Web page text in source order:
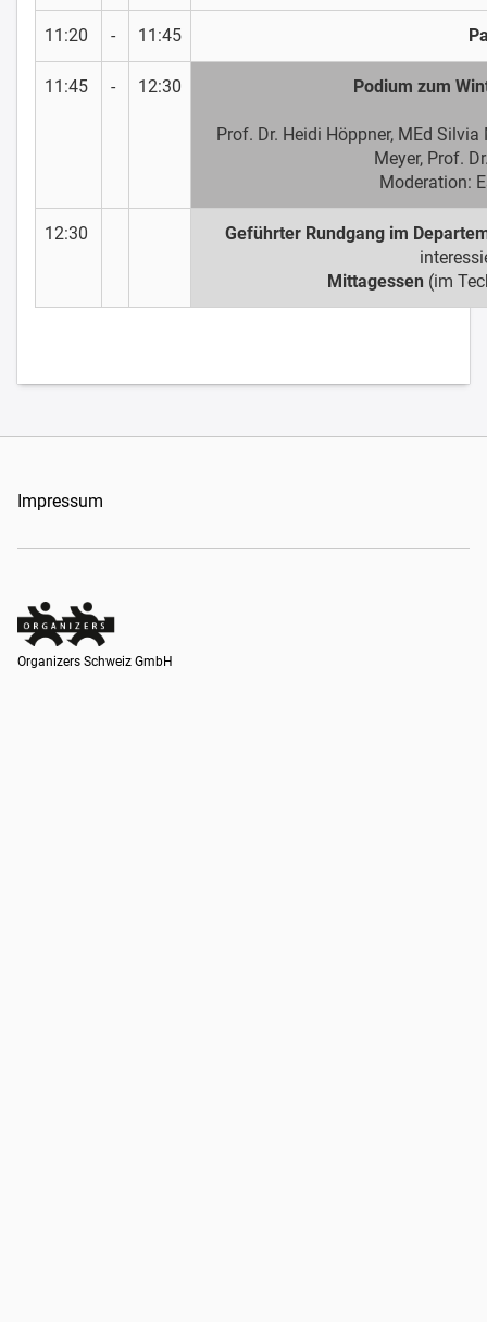
11:20 - 11:45
11:45 - 12:30 Podium zum
Prof. Dr. Heidi Höppner, MEd
Meyer, Prof.
Moderation:
12:30
Geführter Rundgang im
Mittagessen (im
Impressum
Organizers Schweiz GmbH
Organizers Schweiz GmbH